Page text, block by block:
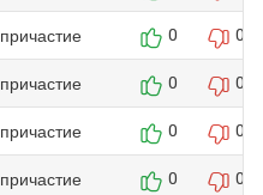
причастие 0 0
причастие 0 0
причастие 0 0
причастие 0 0